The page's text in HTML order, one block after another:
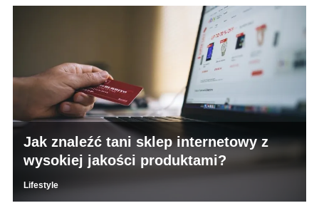
Jak znaleźć tani sklep internetowy z
wysokiej jakości produktami?
Lifestyle